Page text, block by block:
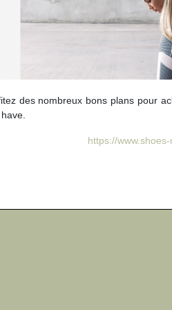
des nombreux bons plans pour
https://